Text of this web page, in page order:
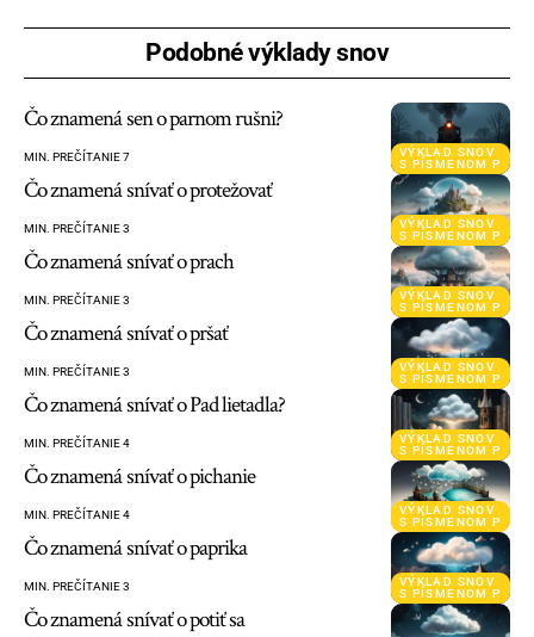
Podobné výklady snov
VÝKLAD SNOV
S PÍSMENOM P
Čo znamená sen o parnom rušni?
MIN. PREČÍTANIE 7
VÝKLAD SNOV
S PÍSMENOM P
Čo znamená snívať o protežovať
MIN. PREČÍTANIE 3
VÝKLAD SNOV
S PÍSMENOM P
Čo znamená snívať o prach
MIN. PREČÍTANIE 3
VÝKLAD SNOV
S PÍSMENOM P
Čo znamená snívať o pršať
MIN. PREČÍTANIE 3
VÝKLAD SNOV
S PÍSMENOM P
Čo znamená snívať o Pad lietadla?
MIN. PREČÍTANIE 4
VÝKLAD SNOV
S PÍSMENOM P
Čo znamená snívať o pichanie
MIN. PREČÍTANIE 4
VÝKLAD SNOV
S PÍSMENOM P
Čo znamená snívať o paprika
MIN. PREČÍTANIE 3
Čo znamená snívať o potiť sa